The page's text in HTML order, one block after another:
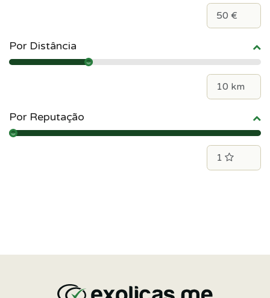
Por Distância
Por Reputação